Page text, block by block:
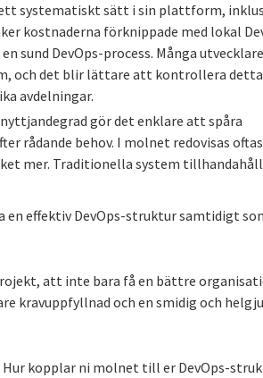
systematiskt sätt i sin plattform,
kostnaderna förknippade med lokal
DevOps-process. Många
och det blir lättare att kontrollera detta
avdelningar.
gör det enklare att spåra
rådande behov. I molnet redovisas
mer. Traditionella system
en effektiv DevOps-struktur samtidigt
att inte bara få en bättre
kravuppfyllnad och en smidig och
kopplar ni molnet till er DevOps-